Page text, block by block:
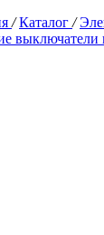
/ Каталог /
выключатели